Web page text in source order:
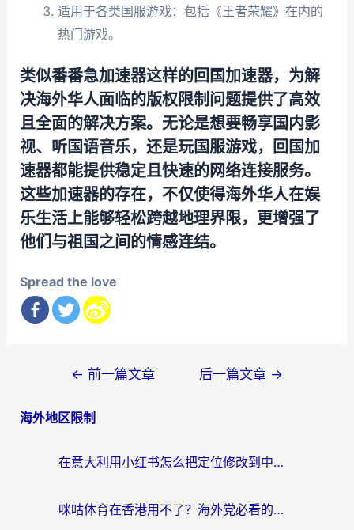
适用于各类国服游戏：包括《王者荣耀》在内的
热门游戏。
类似番番急加速器这样的回国加速器，为解
决海外华人面临的版权限制问题提供了高效
且全面的解决方案。无论是想要畅享国内影
视、听国语音乐，还是玩国服游戏，回国加
速器都能提供稳定且快速的网络连接服务。
这些加速器的存在，不仅使得海外华人在娱
乐生活上能够轻松跨越地理界限，更增强了
他们与祖国之间的情感连结。
Spread the love
导
← 前一篇文章 后一篇文章 →
海外地区限制
在意大利用小红书怎么把定位修改到中国国内？3个实用技巧+1个靠谱工具帮你搞定
咪咕体育在香港用不了？海外党必看的回国加速器选择指南（附3个真实场景解决方案）